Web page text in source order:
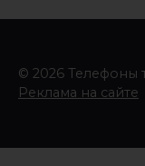
© 2026 Телефоны
Реклама на сайте